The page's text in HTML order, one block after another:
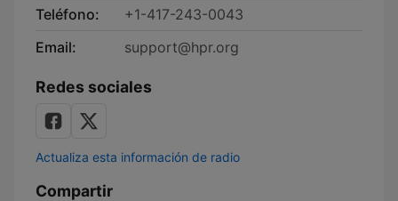
Teléfono:
+1-417-243-0043
Email:
support@hpr.org
Redes sociales
Actualiza esta información de radio
Compartir